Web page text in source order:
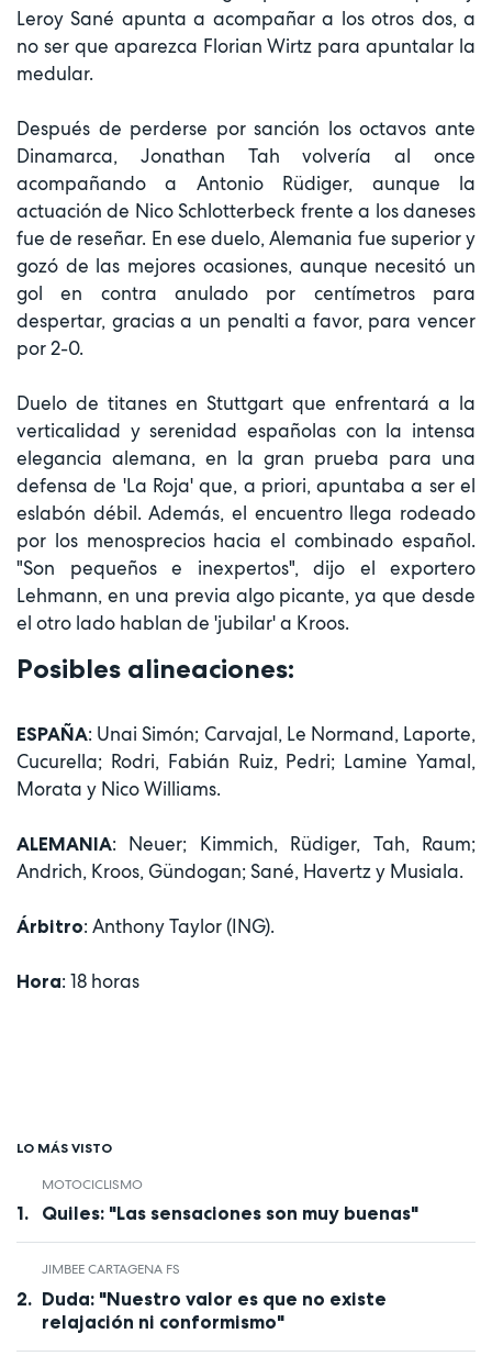
Leroy Sané apunta a acompañar a los otros dos, a
no ser que aparezca Florian Wirtz para apuntalar la
medular.
Después de perderse por sanción los octavos ante
Dinamarca, Jonathan Tah volvería al once
acompañando a Antonio Rüdiger, aunque la
actuación de Nico Schlotterbeck frente a los daneses
fue de reseñar. En ese duelo, Alemania fue superior y
gozó de las mejores ocasiones, aunque necesitó un
gol en contra anulado por centímetros para
despertar, gracias a un penalti a favor, para vencer
por 2-0.
Duelo de titanes en Stuttgart que enfrentará a la
verticalidad y serenidad españolas con la intensa
elegancia alemana, en la gran prueba para una
defensa de 'La Roja' que, a priori, apuntaba a ser el
eslabón débil. Además, el encuentro llega rodeado
por los menosprecios hacia el combinado español.
"Son pequeños e inexpertos", dijo el exportero
Lehmann, en una previa algo picante, ya que desde
el otro lado hablan de 'jubilar' a Kroos.
Posibles alineaciones:
ESPAÑA: Unai Simón; Carvajal, Le Normand, Laporte,
Cucurella; Rodri, Fabián Ruiz, Pedri; Lamine Yamal,
Morata y Nico Williams.
ALEMANIA: Neuer; Kimmich, Rüdiger, Tah, Raum;
Andrich, Kroos, Gündogan; Sané, Havertz y Musiala.
Árbitro: Anthony Taylor (ING).
Hora: 18 horas
LO MÁS VISTO
MOTOCICLISMO
Quiles: "Las sensaciones son muy buenas"
JIMBEE CARTAGENA FS
Duda: "Nuestro valor es que no existe
relajación ni conformismo"